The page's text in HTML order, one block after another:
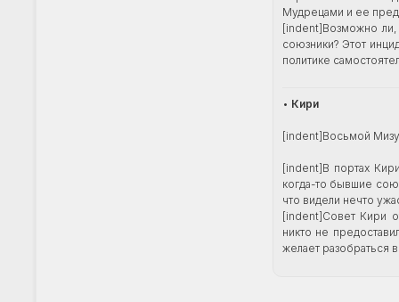
Мудрецами и ее
[indent]Возможно
союзники? Этот
политике
• Кири
[indent]Восьмой
[indent]В портах
когда-то бывшие
что видели нечто
[indent]Совет Кири
никто не
желает разобраться